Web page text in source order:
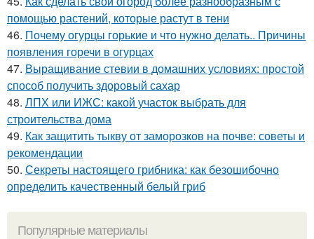
помощью растений, которые растут в тени
46. Почему огурцы горькие и что нужно делать.. Причины
появления горечи в огурцах
47. Выращивание стевии в домашних условиях: простой
способ получить здоровый сахар
48. ЛПХ или ИЖС: какой участок выбрать для
строительства дома
49. Как защитить тыкву от заморозков на почве: советы и
рекомендации
50. Секреты настоящего грибника: как безошибочно
определить качественный белый гриб
Популярные материалы